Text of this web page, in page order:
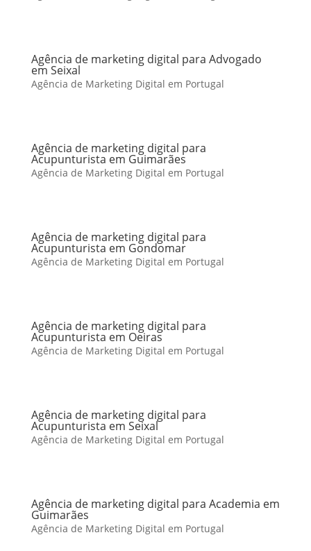
Agência de marketing digital para Advogado
em Seixal
Agência de Marketing Digital em Portugal
Agência de marketing digital para
Acupunturista em Guimarães
Agência de Marketing Digital em Portugal
Agência de marketing digital para
Acupunturista em Gondomar
Agência de Marketing Digital em Portugal
Agência de marketing digital para
Acupunturista em Oeiras
Agência de Marketing Digital em Portugal
Agência de marketing digital para
Acupunturista em Seixal
Agência de Marketing Digital em Portugal
Agência de marketing digital para Academia em
Guimarães
Agência de Marketing Digital em Portugal